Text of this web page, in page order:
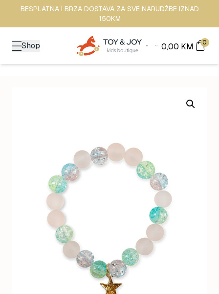
BESPLATNA I BRZA DOSTAVA ZA SVE NARUDŽBE IZNAD
150KM
Shop 0,00 KM 0